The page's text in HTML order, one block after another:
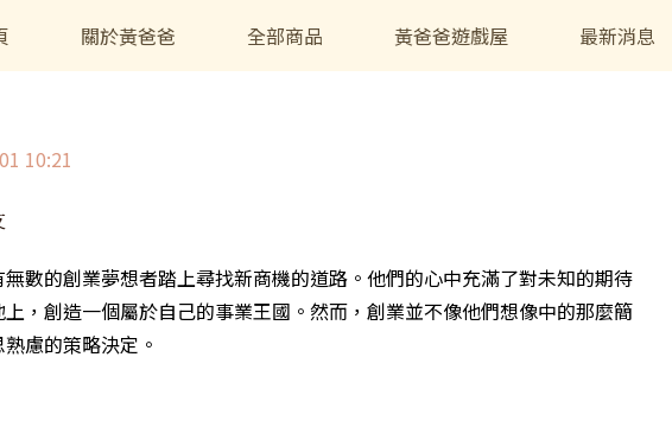
關於黃爸爸 全部商品 黃爸爸遊戲屋 最新消息
10:21
數的創業夢想者踏上尋找新商機的道路。他們的心中充滿了對未知的期待
，創造一個屬於自己的事業王國。然而，創業並不像他們想像中的那麼簡
慮的策略決定。